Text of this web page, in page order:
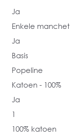
Ja
Enkele manchet
Ja
Basis
Popeline
Katoen - 100%
Ja
1
100% katoen